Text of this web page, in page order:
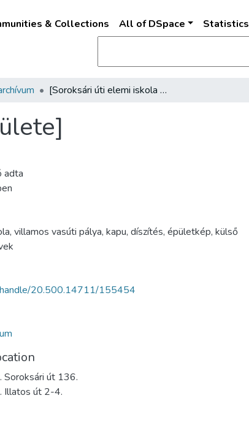
& Collections All of DSpace Statistics
[Soroksári úti elemi iskola épülete]
adta
, villamos vasúti pálya, kapu, díszítés, épületkép, külső
20.500.14711/155454
Soroksári út 136.
Illatos út 2-4.